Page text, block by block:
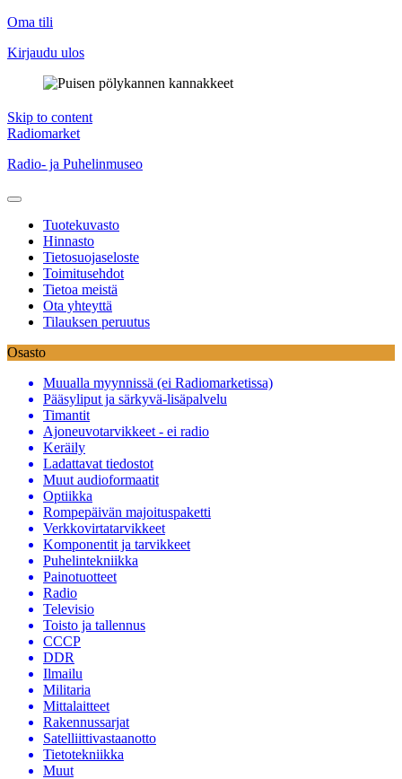
Oma tili
Kirjaudu ulos
Skip to content
Radiomarket
Radio- ja Puhelinmuseo
Tuotekuvasto
Hinnasto
Tietosuojaseloste
Toimitusehdot
Tietoa meistä
Ota yhteyttä
Tilauksen peruutus
Osasto
Muualla myynnissä (ei Radiomarketissa)
Pääsyliput ja särkyvä-lisäpalvelu
Timantit
Ajoneuvotarvikkeet - ei radio
Keräily
Ladattavat tiedostot
Muut audioformaatit
Optiikka
Rompepäivän majoituspaketti
Verkkovirtatarvikkeet
Komponentit ja tarvikkeet
Puhelintekniikka
Painotuotteet
Radio
Televisio
Toisto ja tallennus
CCCP
DDR
Ilmailu
Militaria
Mittalaitteet
Rakennussarjat
Satelliittivastaanotto
Tietotekniikka
Muut